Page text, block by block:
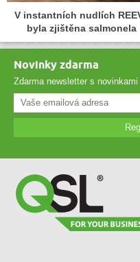
V instantních nudlích
byla zjištěna salmonela
Novinky zdarma
Zdarma newsletter s